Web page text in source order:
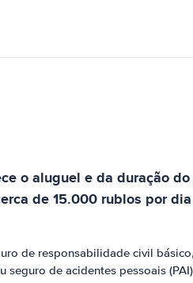
o aluguel e da duração
de 15.000 rublos por
de responsabilidade civil
de acidentes pessoais